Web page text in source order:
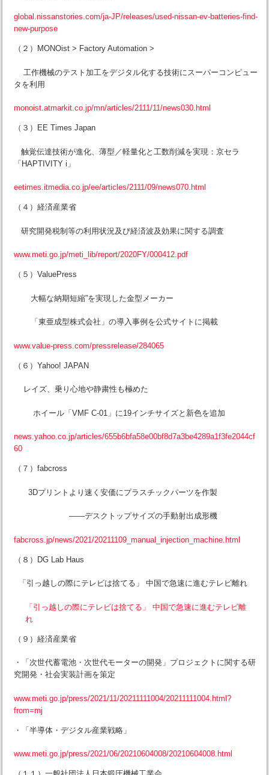
global.nissanstories.com/ja-JP/releases/used-nissan-ev-batteries-find-
new-purpose
（２）MONOist > Factory Automation >
工作機械のテスト加工をデジタル化する技術にスーパーコンピュー
タを利用
monoist.atmarkit.co.jp/mn/articles/2111/11/news030.html
（３）EE Times Japan
触覚伝達技術が進化、薄型／軽量化と工数削減を実現：京セラ
「HAPTIVITY i」
eetimes.itmedia.co.jp/ee/articles/2111/09/news070.html
（４）経済産業省
研究開発税制等の利用状況及び経済波及効果に関する調査
www.meti.go.jp/meti_lib/report/2020FY/000412.pdf
（５）ValuePress
大幅な納期短縮”を実現した金型メーカー
「東亜成型株式会社」の導入事例を公式サイトに掲載
www.value-press.com/pressrelease/284065
（６）Yahoo! JAPAN
レイズ、乗り心地や静粛性も極めた
ホイール「VMF C-01」に19インチサイズと新色を追加
news.yahoo.co.jp/articles/655b6bfa58e00bf8d7a3be4289a1f3fe2044cf
60
（７）fabcross
3Dプリントより速く安価にプラスチックパーツを作製
——デスクトップサイズの手動射出成形機
fabcross.jp/news/2021/20211109_manual_injection_machine.html
（８）DG Lab Haus
「引っ越しの際にテレビは捨てる」 中国で急速に進むテレビ離れ
「引っ越しの際にテレビは捨てる」 中国で急速に進むテレビ離
れ
（９）経済産業省
・「次世代蓄電池・次世代モーターの開発」プロジェクトに関する研
究開発・社会実装計画を策定
www.meti.go.jp/press/2021/11/20211111004/20211111004.html?
from=mj
・「半導体・デジタル産業戦略」
www.meti.go.jp/press/2021/06/20210604008/20210604008.html